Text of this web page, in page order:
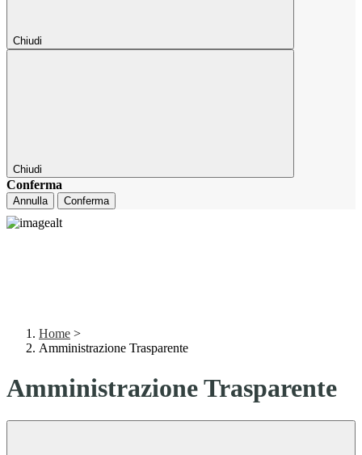
Chiudi
Chiudi
Conferma
Annulla Conferma
Home >
Amministrazione Trasparente
Amministrazione Trasparente